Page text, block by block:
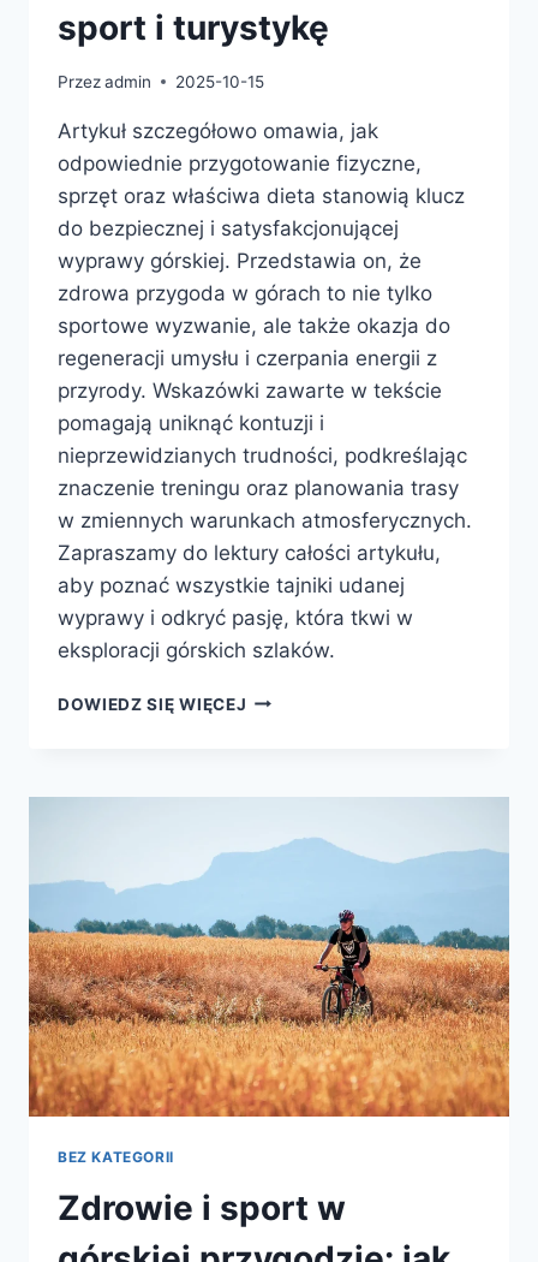
sport i turystykę
Przezadmin 2025-10-15
Artykuł szczegółowo omawia, jak
odpowiednie przygotowanie fizyczne,
sprzęt oraz właściwa dieta stanowią klucz
do bezpiecznej i satysfakcjonującej
wyprawy górskiej. Przedstawia on, że
zdrowa przygoda w górach to nie tylko
sportowe wyzwanie, ale także okazja do
regeneracji umysłu i czerpania energii z
przyrody. Wskazówki zawarte w tekście
pomagają uniknąć kontuzji i
nieprzewidzianych trudności, podkreślając
znaczenie treningu oraz planowania trasy
w zmiennych warunkach atmosferycznych.
Zapraszamy do lektury całości artykułu,
aby poznać wszystkie tajniki udanej
wyprawy i odkryć pasję, która tkwi w
eksploracji górskich szlaków.
DOWIEDZ SIĘ WIĘCEJ ZDROWA
–
SIĘ
I
TURYSTYKĘ
BEZ KATEGORII
Zdrowie i sport w